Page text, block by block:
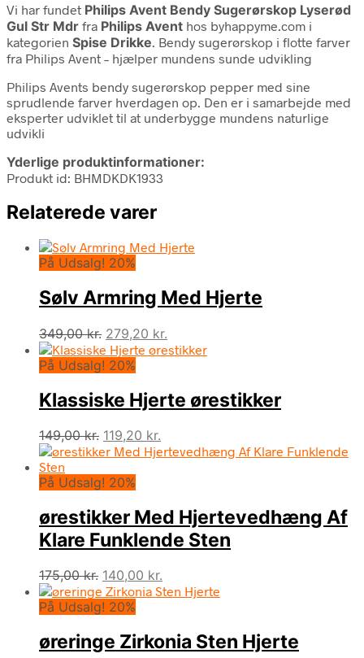
Vi har fundet Philips Avent Bendy Sugerørskop Lyserød
Gul Str Mdr fra Philips Avent hos byhappyme.com i
kategorien Spise Drikke. Bendy sugerørskop i flotte farver
fra Philips Avent – hjælper mundens sunde udvikling
Philips Avents bendy sugerørskop pepper med sine
sprudlende farver hverdagen op. Den er i samarbejde med
eksperter udviklet til at underbygge mundens naturlige
udvikli
Yderlige produktinformationer:
Produkt id: BHMDKDK1933
Relaterede varer
På Udsalg! 20%
Sølv Armring Med Hjerte
349,00kr. Den
oprindelige
pris
349,00 kr..
279,20 kr.
aktuelle
279,20 kr..
På Udsalg! 20%
Klassiske Hjerte ørestikker
149,00kr. Den
oprindelige
var:
119,20 kr.
aktuelle
På Udsalg! 20%
ørestikker Med Hjertevedhæng Af
Klare Funklende Sten
175,00kr. Den
oprindelige
pris
175,00 kr..
140,00 kr.
aktuelle
140,00 kr..
På Udsalg! 20%
øreringe Zirkonia Sten Hjerte